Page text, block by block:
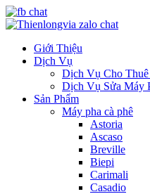
Giới Thiệu
Dịch Vụ
Dịch Vụ Cho Thuê
Dịch Vụ Sửa Máy
Sản Phẩm
Máy pha cà phê
Astoria
Ascaso
Breville
Biepi
Carimali
Casadio